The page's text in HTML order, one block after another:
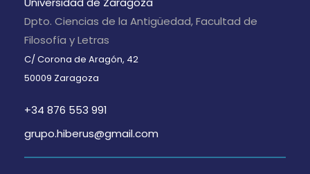
Dpto. Ciencias de la Antigüedad, Facultad de
Filosofía y Letras
C/ Corona de Aragón, 42
50009 Zaragoza
+34 876 553 991
grupo.hiberus@gmail.com